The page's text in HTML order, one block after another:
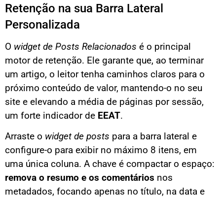
Retenção na sua Barra Lateral
Personalizada
O widget de Posts Relacionados é o principal
motor de retenção. Ele garante que, ao terminar
um artigo, o leitor tenha caminhos claros para o
próximo conteúdo de valor, mantendo-o no seu
site e elevando a média de páginas por sessão,
um forte indicador de EEAT.
Arraste o widget de posts para a barra lateral e
configure-o para exibir no máximo 8 itens, em
uma única coluna. A chave é compactar o espaço:
remova o resumo e os comentários nos
metadados, focando apenas no título, na data e